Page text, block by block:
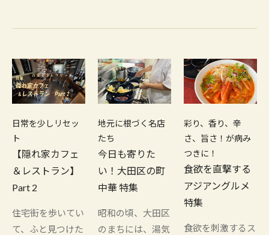
日常を少しリセッ
ト
【隠れ家カフェ
＆レストラン】
Part 2
住宅街を歩いてい
て、ふと見つけた
地元に根づく名店
たち
今日も寄りた
い！大田区の町
中華 特集
昭和の頃、大田区
のまちには、湯気
彩り、香り、辛
さ、旨さ！が病み
つきに！
食欲を直撃する
アジアングルメ
特集
食欲を刺激するス